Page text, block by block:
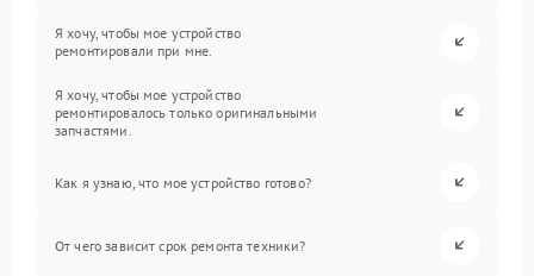
Я хочу, чтобы мое устройство
ремонтировали при мне.
Я хочу, чтобы мое устройство
ремонтировалось только оригинальными
запчастями.
Как я узнаю, что мое устройство готово?
От чего зависит срок ремонта техники?